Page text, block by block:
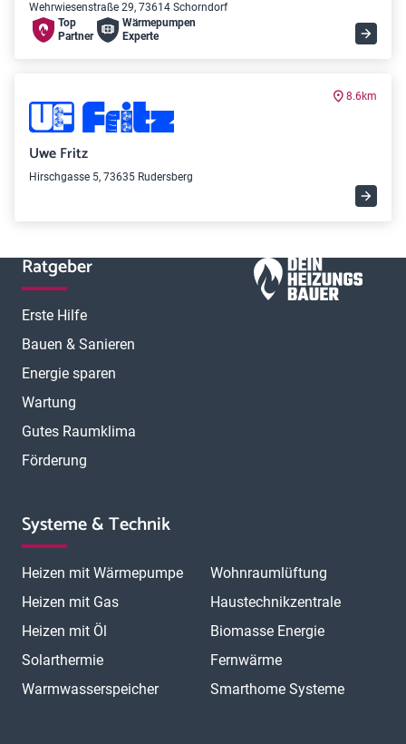
Wehrwiesenstraße 29, 73614 Schorndorf
Top
Partner
Wärme­pumpen
Experte
8.6km
Uwe Fritz
Hirschgasse 5, 73635 Rudersberg
Ratgeber
Erste Hilfe
Bauen & Sanieren
Energie sparen
Wartung
Gutes Raumklima
Förderung
Systeme & Technik
Heizen mit Wärmepumpe
Heizen mit Gas
Heizen mit Öl
Solarthermie
Warmwasserspeicher
Wohnraumlüftung
Haustechnikzentrale
Biomasse Energie
Fernwärme
Smarthome Systeme